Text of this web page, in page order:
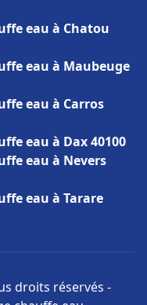
eau à Chatou
eau à Maubeuge
eau à Carros
eau à Dax 40100
eau à Nevers
eau à Tarare
droits réservés -